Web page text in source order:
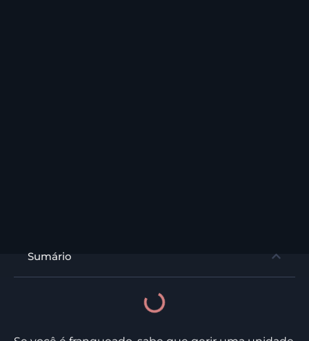
Sumário